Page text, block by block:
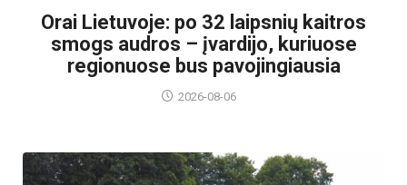
Orai Lietuvoje: po 32 laipsnių kaitros
smogs audros – įvardijo, kuriuose
regionuose bus pavojingiausia
2026-08-06